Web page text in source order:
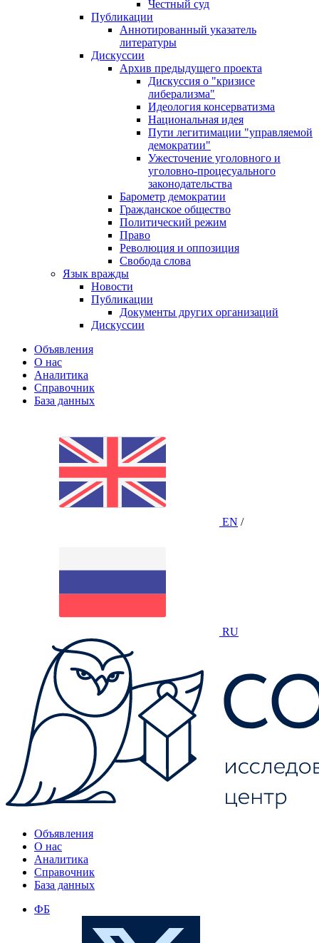
Честный суд
Публикации
Аннотированный указатель
литературы
Дискуссии
Архив предыдущего проекта
Дискуссия о "кризисе
либерализма"
Идеология консерватизма
Национальная идея
Пути легитимации "управляемой
демократии"
Ужесточение уголовного и
уголовно-процесуального
законодательства
Барометр демократии
Гражданское общество
Политический режим
Право
Революция и оппозиция
Свобода слова
Язык вражды
Новости
Публикации
Документы других организаций
Дискуссии
Объявления
О нас
Аналитика
Справочник
База данных
EN /
RU
Объявления
О нас
Аналитика
Справочник
База данных
ФБ